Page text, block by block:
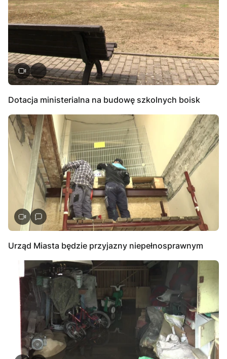
Dotacja ministerialna na budowę szkolnych boisk
Urząd Miasta będzie przyjazny niepełnosprawnym